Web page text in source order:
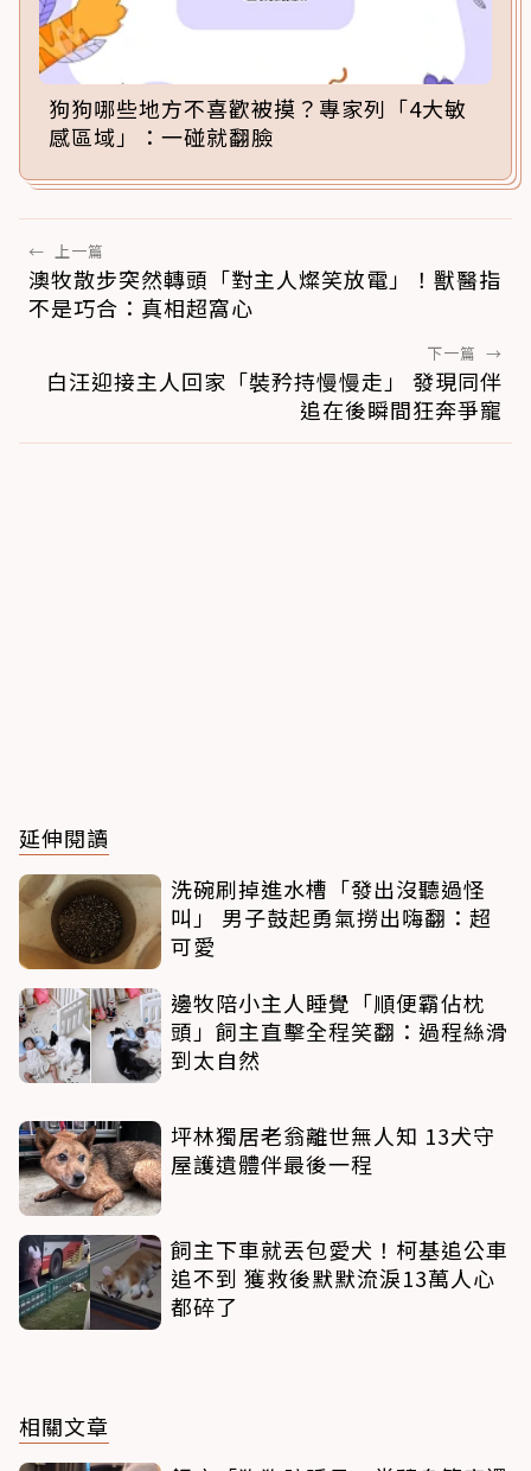
狗狗哪些地方不喜歡被摸？專家列「4大敏
感區域」：一碰就翻臉
← 上一篇
澳牧散步突然轉頭「對主人燦笑放電」！獸醫指
不是巧合：真相超窩心
下一篇 →
白汪迎接主人回家「裝矜持慢慢走」 發現同伴
追在後瞬間狂奔爭寵
延伸閱讀
洗碗刷掉進水槽「發出沒聽過怪
叫」 男子鼓起勇氣撈出嗨翻：超
可愛
邊牧陪小主人睡覺「順便霸佔枕
頭」飼主直擊全程笑翻：過程絲滑
到太自然
坪林獨居老翁離世無人知 13犬守
屋護遺體伴最後一程
飼主下車就丟包愛犬！柯基追公車
追不到 獲救後默默流淚13萬人心
都碎了
相關文章